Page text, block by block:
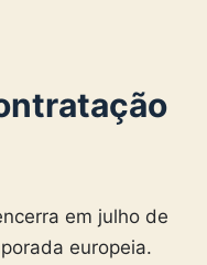
em julho de
europeia.